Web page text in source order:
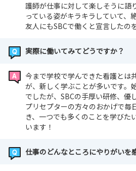
護師が仕事に対して楽しそうに語
っている姿がキラキラしていて、
友人にもSBCで働くと宣言したの
実際に働いてみてどうですか？
今まで学校で学んできた看護とは
が、新しく学ぶことが多いです。
でしたが、SBCの手厚い研修、優
プリセプターの方々のおかげで毎
き、一つでも多くのことを学びた
います！
仕事のどんなところにやりがいを